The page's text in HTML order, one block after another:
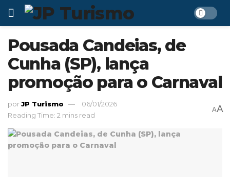
Pousada Candeias, de
Cunha (SP), lança
promoção para o Carnaval
porJP Turismo
06/01/2026
Reading Time: 2 mins read
AA